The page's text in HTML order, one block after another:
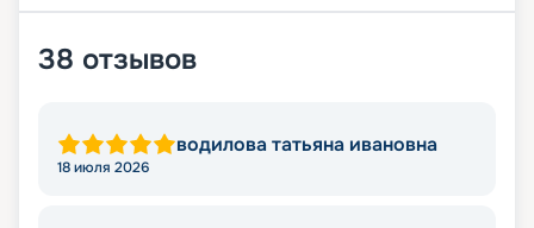
38 отзывов
водилова татьяна ивановна
18 июля 2026